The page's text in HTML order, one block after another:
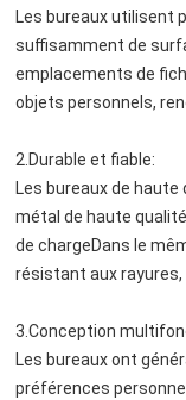
Les bureaux utilisent
suffisamment de
emplacements de
objets personnels,
2.Durable et fiable:
Les bureaux de
métal de haute
de chargeDans le
résistant aux
3.Conception
Les bureaux ont
préférences